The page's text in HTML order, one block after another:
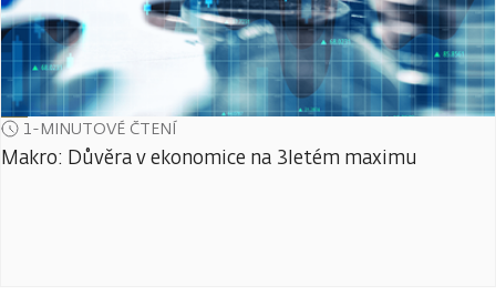
1-MINUTOVÉ ČTENÍ
Makro: Důvěra v ekonomice na 3letém maximu